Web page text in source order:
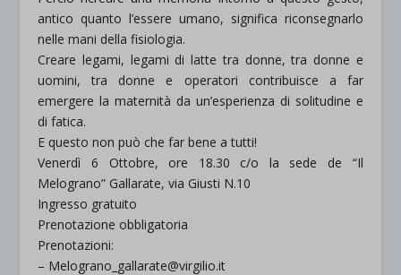
antico quanto l’essere umano, significa riconsegnarlo
nelle mani della fisiologia.
Creare legami, legami di latte tra donne, tra donne e
uomini, tra donne e operatori contribuisce a far
emergere la maternità da un’esperienza di solitudine e
di fatica.
E questo non può che far bene a tutti!
Venerdì 6 Ottobre, ore 18.30 c/o la sede de “Il
Melograno” Gallarate, via Giusti N.10
Ingresso gratuito
Prenotazione obbligatoria
Prenotazioni:
– Melograno_gallarate@virgilio.it